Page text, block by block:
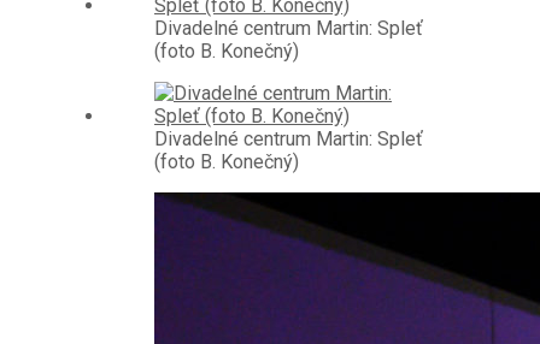
Divadelné centrum Martin: Spleť
(foto B. Konečný)
Divadelné centrum Martin: Spleť
(foto B. Konečný)